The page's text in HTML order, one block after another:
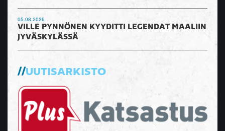
05.08.2026
VILLE PYNNÖNEN KYYDITTI LEGENDAT MAALIIN
JYVÄSKYLÄSSÄ
UUTISARKISTO